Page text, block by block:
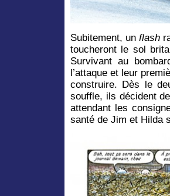
Subitement, un flash
toucheront le sol
Survivant au
l’attaque et leur
construire. Dès le
souffle, ils décident
attendant les
santé de Jim et Hilda